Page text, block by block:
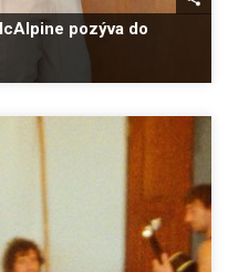
pozýva do